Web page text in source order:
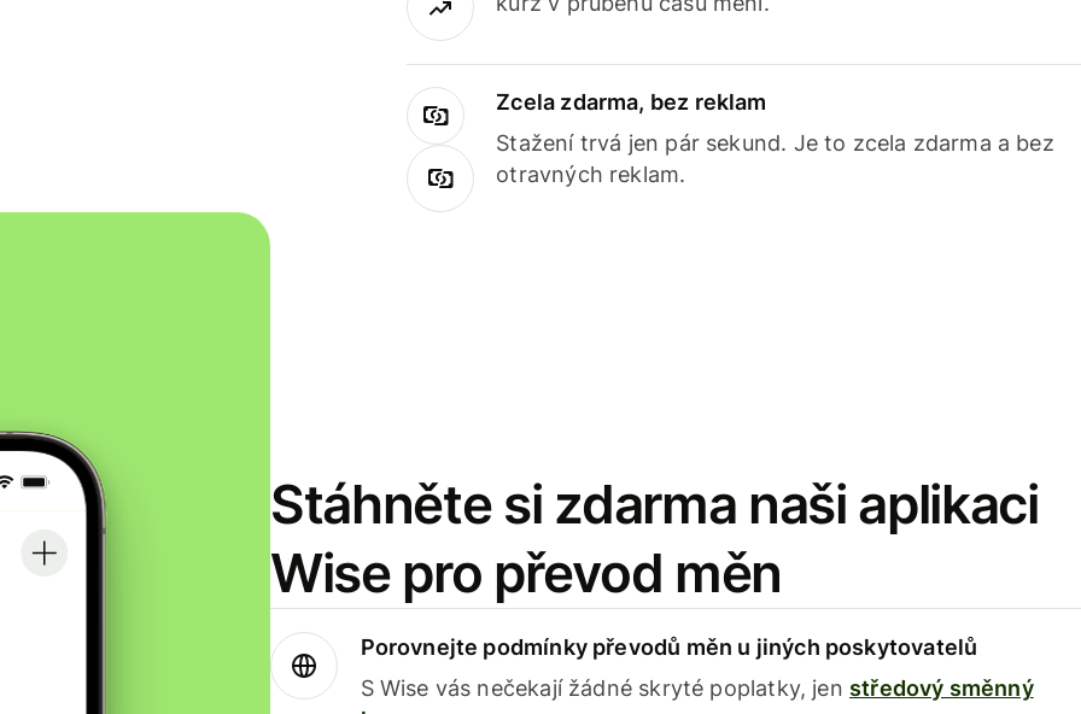
Zcela zdarma, bez reklam
Stažení trvá jen pár sekund. Je to zcela zdarma a bez
otravných reklam.
Stáhněte si zdarma naši aplikaci
Wise pro převod měn
Porovnejte podmínky převodů měn u jiných poskytovatelů
S Wise vás nečekají žádné skryté poplatky, jen středový směnný